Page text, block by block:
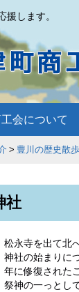
援します。
会について
豊川の歴
社
松永寺を出て北
神社の始まりに
年に修復された
祭神の一っとし